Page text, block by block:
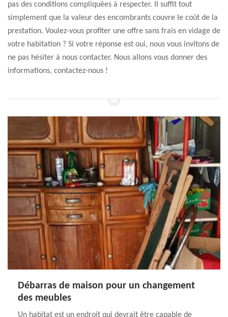
pas des conditions compliquées à respecter. Il suffit tout
simplement que la valeur des encombrants couvre le coût de la
prestation. Voulez-vous profiter une offre sans frais en vidage de
votre habitation ? Si votre réponse est oui, nous vous invitons de
ne pas hésiter à nous contacter. Nous allons vous donner des
informations, contactez-nous !
Débarras de maison pour un changement
des meubles
Un habitat est un endroit qui devrait être capable de